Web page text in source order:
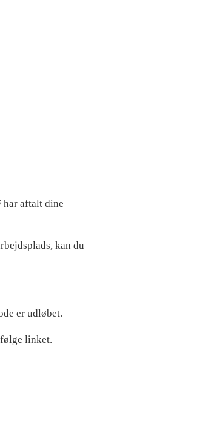
har aftalt dine
kan du
er udløbet.
linket.